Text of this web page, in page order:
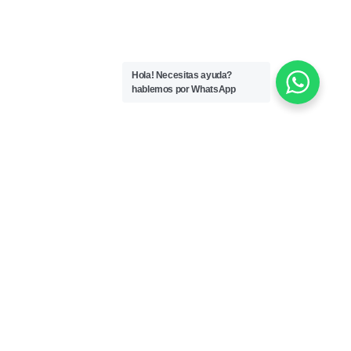
Hola! Necesitas ayuda?
hablemos por WhatsApp